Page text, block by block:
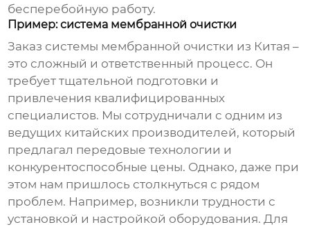
бесперебойную работу.
Пример: система мембранной очистки
Заказ системы мембранной очистки из Китая –
это сложный и ответственный процесс. Он
требует тщательной подготовки и
привлечения квалифицированных
специалистов. Мы сотрудничали с одним из
ведущих китайских производителей, который
предлагал передовые технологии и
конкурентоспособные цены. Однако, даже при
этом нам пришлось столкнуться с рядом
проблем. Например, возникли трудности с
установкой и настройкой оборудования. Для